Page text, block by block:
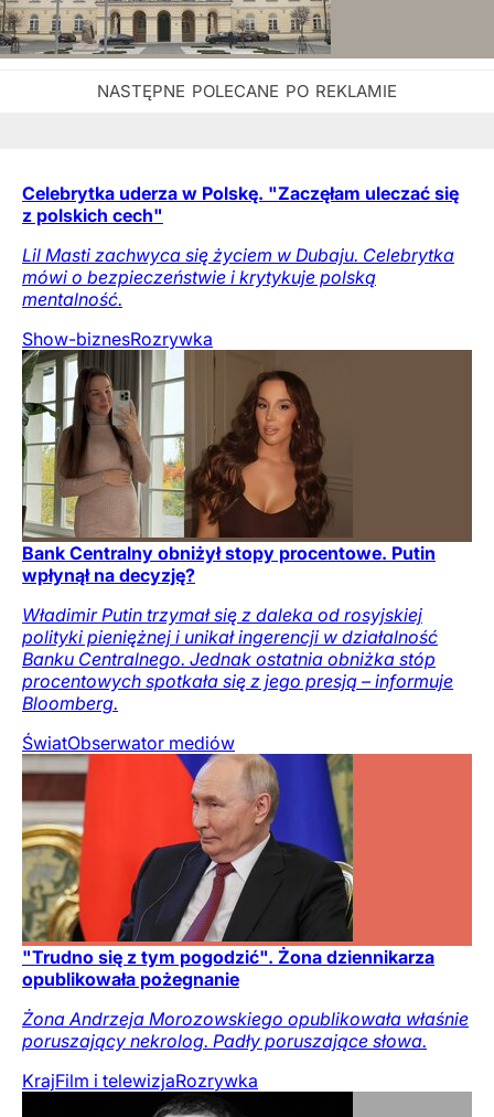
Celebrytka uderza w Polskę. "Zaczęłam uleczać się
z polskich cech"
Lil Masti zachwyca się życiem w Dubaju. Celebrytka
mówi o bezpieczeństwie i krytykuje polską
mentalność.
Show-biznesRozrywka
Bank Centralny obniżył stopy procentowe. Putin
wpłynął na decyzję?
Władimir Putin trzymał się z daleka od rosyjskiej
polityki pieniężnej i unikał ingerencji w działalność
Banku Centralnego. Jednak ostatnia obniżka stóp
procentowych spotkała się z jego presją – informuje
Bloomberg.
ŚwiatObserwator mediów
"Trudno się z tym pogodzić". Żona dziennikarza
opublikowała pożegnanie
Żona Andrzeja Morozowskiego opublikowała właśnie
poruszający nekrolog. Padły poruszające słowa.
KrajFilm i telewizjaRozrywka